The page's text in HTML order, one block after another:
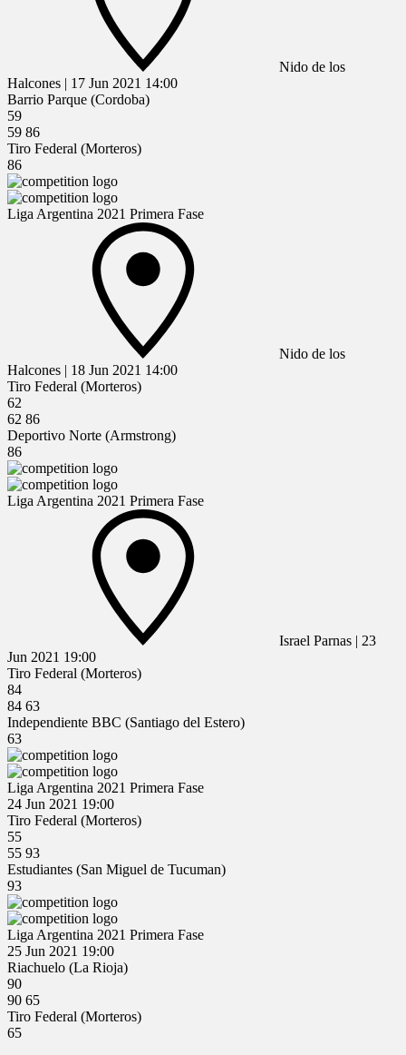
Nido de los
Halcones | 17 Jun 2021 14:00
Barrio Parque (Cordoba)
59
59 86
Tiro Federal (Morteros)
86
Liga Argentina 2021 Primera Fase
Nido de los
Halcones | 18 Jun 2021 14:00
Tiro Federal (Morteros)
62
62 86
Deportivo Norte (Armstrong)
86
Liga Argentina 2021 Primera Fase
Israel Parnas | 23
Jun 2021 19:00
Tiro Federal (Morteros)
84
84 63
Independiente BBC (Santiago del Estero)
63
Liga Argentina 2021 Primera Fase
24 Jun 2021 19:00
Tiro Federal (Morteros)
55
55 93
Estudiantes (San Miguel de Tucuman)
93
Liga Argentina 2021 Primera Fase
25 Jun 2021 19:00
Riachuelo (La Rioja)
90
90 65
Tiro Federal (Morteros)
65